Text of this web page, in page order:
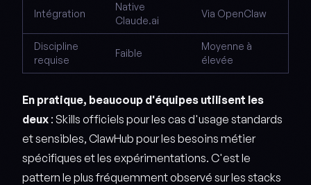
Intégration
Native
Claude.ai
Via OpenClaw
Discipline
requise
Faible
Moyenne à
élevée
En pratique, beaucoup d'équipes utilisent les
deux : Skills officiels pour les cas d'usage standards
et sensibles, ClawHub pour les besoins métier
spécifiques et les expérimentations. C'est le
pattern le plus fréquemment observé sur les stacks